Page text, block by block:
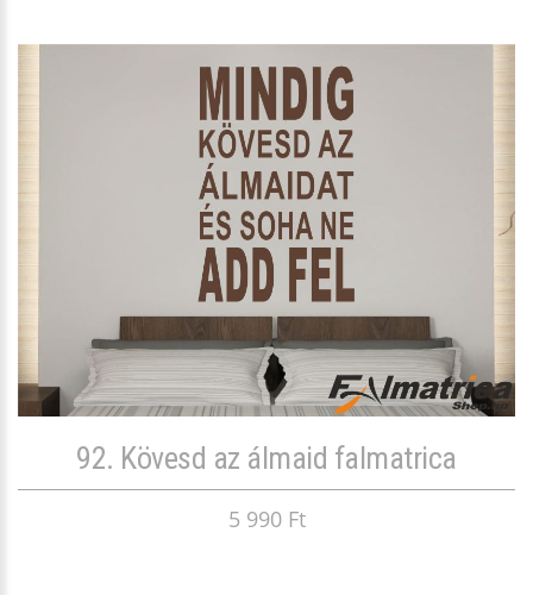
92. Kövesd az álmaid falmatrica
5 990 Ft